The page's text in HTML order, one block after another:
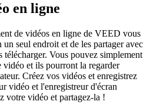
en ligne
de vidéos en ligne de VEED vous
seul endroit et de les partager avec
télécharger. Vous pouvez simplement
et ils pourront la regarder
Créez vos vidéos et enregistrez
vidéo et l'enregistreur d'écran
votre vidéo et partagez-la !